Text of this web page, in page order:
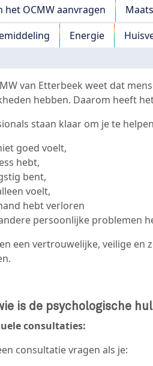
principale
het OCMW aanvragen
Energie
van Etterbeek weet dat
hebben. Daarom heeft
staan klaar om je te
goed voelt,
hebt,
bent,
voelt,
hebt verloren
persoonlijke problemen
een vertrouwelijke, veilige en
is de psychologische
consultaties:
consultatie vragen als je: